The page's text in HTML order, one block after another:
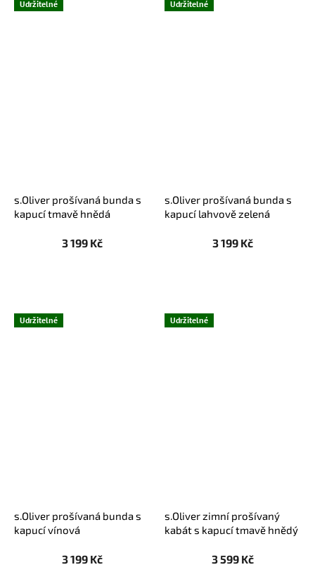
Udržitelné
s.Oliver prošívaná bunda s
kapucí tmavě hnědá
3 199 Kč
Udržitelné
s.Oliver prošívaná bunda s
kapucí lahvově zelená
3 199 Kč
Udržitelné
s.Oliver prošívaná bunda s
kapucí vínová
3 199 Kč
Udržitelné
s.Oliver zimní prošívaný
kabát s kapucí tmavě hnědý
3 599 Kč